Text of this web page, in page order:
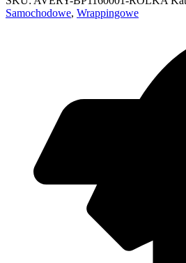
Samochodowe, Wrappingowe